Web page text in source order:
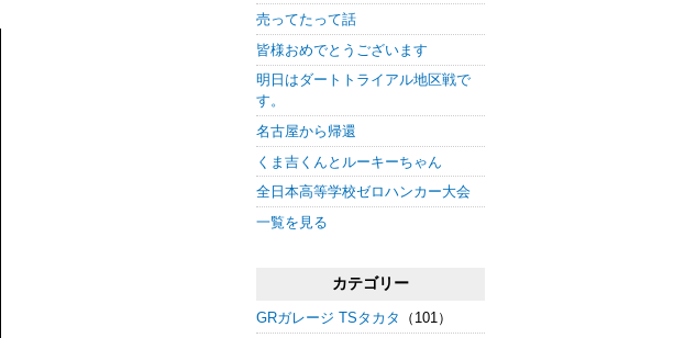
売ってたって話
皆様おめでとうございます
明日はダートトライアル地区戦で
す。
名古屋から帰還
くま吉くんとルーキーちゃん
全日本高等学校ゼロハンカー大会
一覧を見る
カテゴリー
GRガレージ TSタカタ
（101）